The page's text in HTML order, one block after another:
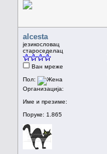
alcesta
језикословац
староседелац
Ван мреже
Пол:
Организација:
Име и презиме:
Поруке: 1.865